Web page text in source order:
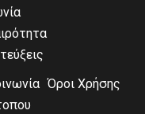
Όροι Χρήσης